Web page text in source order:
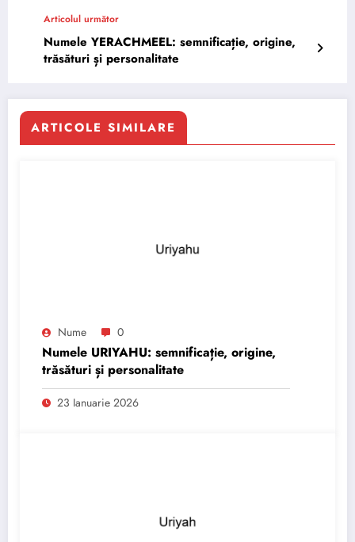
Articolul următor
Numele YERACHMEEL: semnificație, origine,
trăsături și personalitate
ARTICOLE SIMILARE
Nume 0
Numele URIYAHU: semnificație, origine,
trăsături și personalitate
23 Ianuarie 2026